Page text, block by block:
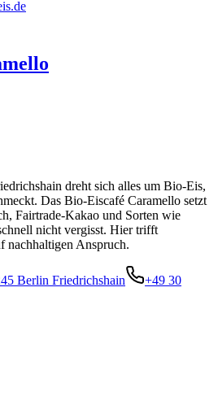
dreht sich alles um Bio-Eis,
Das Bio-Eiscafé Caramello setzt
Fairtrade-Kakao und Sorten wie
nicht vergisst. Hier trifft
nachhaltigen Anspruch.
Berlin Friedrichshain
+49 30